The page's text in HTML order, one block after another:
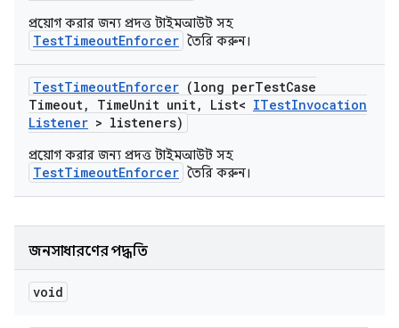
প্রয়োগ করার জন্য প্রদত্ত টাইমআউট সহ
TestTimeoutEnforcer তৈরি করুন।
TestTimeoutEnforcer (long perTestCase
Timeout, TimeUnit unit, List< ITestInvocation
Listener > listeners)
প্রয়োগ করার জন্য প্রদত্ত টাইমআউট সহ
TestTimeoutEnforcer তৈরি করুন।
জনসাধারণের পদ্ধতি
void